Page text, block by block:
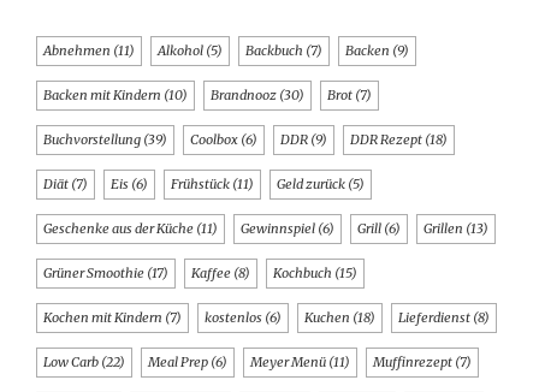
Abnehmen (11) Alkohol (5) Backbuch (7) Backen (9)
Backen mit Kindern (10) Brandnooz (30) Brot (7)
Buchvorstellung (39) Coolbox (6) DDR (9) DDR Rezept (18)
Diät (7) Eis (6) Frühstück (11) Geld zurück (5)
Geschenke aus der Küche (11) Gewinnspiel (6) Grill (6) Grillen (13)
Grüner Smoothie (17) Kaffee (8) Kochbuch (15)
Kochen mit Kindern (7) kostenlos (6) Kuchen (18) Lieferdienst (8)
Low Carb (22) Meal Prep (6) Meyer Menü (11) Muffinrezept (7)